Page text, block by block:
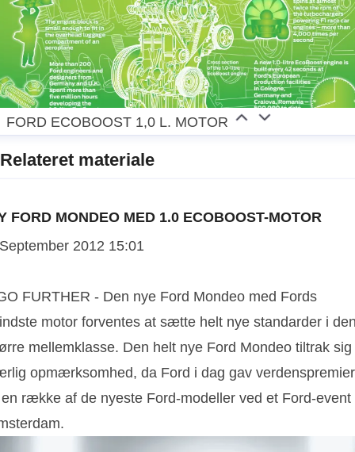
FORD ECOBOOST 1,0 L. MOTOR
Relateret materiale
FORD MONDEO MED 1.0 ECOBOOST-MOTOR
2012 15:01
FURTHER - Den nye Ford Mondeo med Fords
motor forventes at sætte helt nye standarder i
mellemklasse. Den helt nye Ford Mondeo tiltrak sig
opmærksomhed, da Ford i dag gav
række af de nyeste Ford-modeller ved et Ford-event